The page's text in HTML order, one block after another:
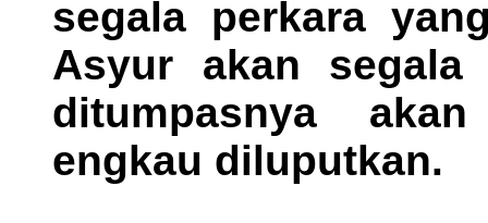
segala perkara
Asyur akan segala
ditumpasnya
engkau diluputkan.